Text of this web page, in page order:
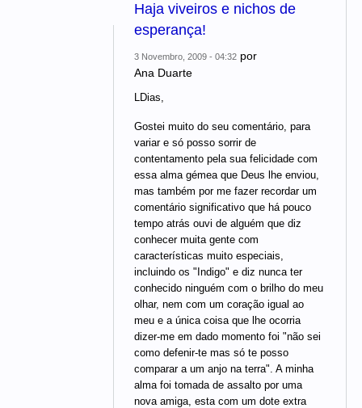
Haja viveiros e nichos de
esperança!
3 Novembro, 2009 - 04:32 por
Ana Duarte
LDias,
Gostei muito do seu comentário, para
variar e só posso sorrir de
contentamento pela sua felicidade com
essa alma gémea que Deus lhe enviou,
mas também por me fazer recordar um
comentário significativo que há pouco
tempo atrás ouvi de alguém que diz
conhecer muita gente com
características muito especiais,
incluindo os "Indigo" e diz nunca ter
conhecido ninguém com o brilho do meu
olhar, nem com um coração igual ao
meu e a única coisa que lhe ocorria
dizer-me em dado momento foi "não sei
como defenir-te mas só te posso
comparar a um anjo na terra". A minha
alma foi tomada de assalto por uma
nova amiga, esta com um dote extra